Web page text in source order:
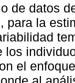
de datos
para la
los
el